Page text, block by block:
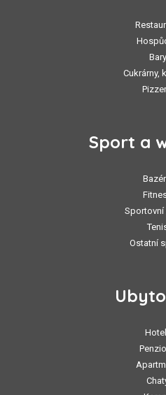
Bary
Cukrárny,
Sport a
Sportovní
Ostatní